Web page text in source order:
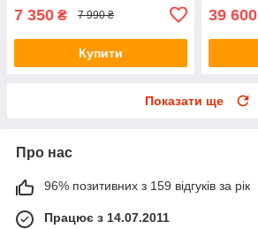
7 350 ₴ 7 990 ₴
Купити
39 600
Показати ще
Про нас
96% позитивних з 159 відгуків за рік
Працює з 14.07.2011